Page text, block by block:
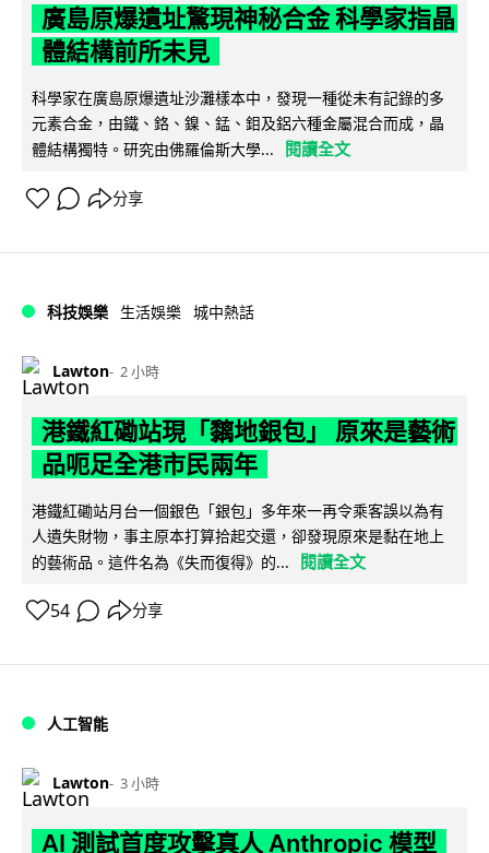
廣島原爆遺址驚現神秘合金 科學家指晶
體結構前所未見
科學家在廣島原爆遺址沙灘樣本中，發現一種從未有記錄的多
元素合金，由鐵、鉻、鎳、錳、鉬及鋁六種金屬混合而成，晶
體結構獨特。研究由佛羅倫斯大學...
閱讀全文
分享
科技娛樂 生活娛樂 城中熱話
Lawton 2 小時
港鐵紅磡站現「黐地銀包」 原來是藝術
品呃足全港市民兩年
港鐵紅磡站月台一個銀色「銀包」多年來一再令乘客誤以為有
人遺失財物，事主原本打算拾起交還，卻發現原來是黏在地上
的藝術品。這件名為《失而復得》的...
閱讀全文
54 分享
人工智能
Lawton 3 小時
AI 測試首度攻擊真人 Anthropic 模型